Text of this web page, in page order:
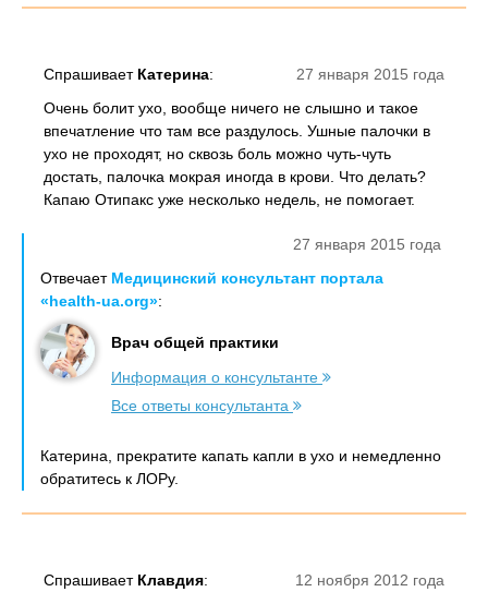
27 января 2015 года
Спрашивает Катерина:
Очень болит ухо, вообще ничего не слышно и такое
впечатление что там все раздулось. Ушные палочки в
ухо не проходят, но сквозь боль можно чуть-чуть
достать, палочка мокрая иногда в крови. Что делать?
Капаю Отипакс уже несколько недель, не помогает.
27 января 2015 года
Отвечает Медицинский консультант портала
«health-ua.org»:
Врач общей практики
Информация о консультанте
Все ответы консультанта
Катерина, прекратите капать капли в ухо и немедленно
обратитесь к ЛОРу.
12 ноября 2012 года
Спрашивает Клавдия: